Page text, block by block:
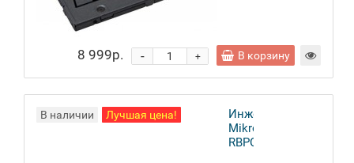
8 999р. +
- В корзину
В наличии Лучшая цена!
Инжектор
MikroTik
RBPOE